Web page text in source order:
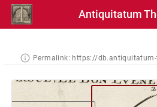
Antiquitatum
Permalink: https://